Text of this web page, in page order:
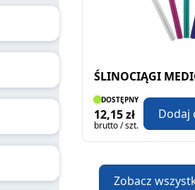
ŚLINOCIĄGI
DOSTĘPNY
12,15 zł
brutto / szt.
Dodaj
Zobacz